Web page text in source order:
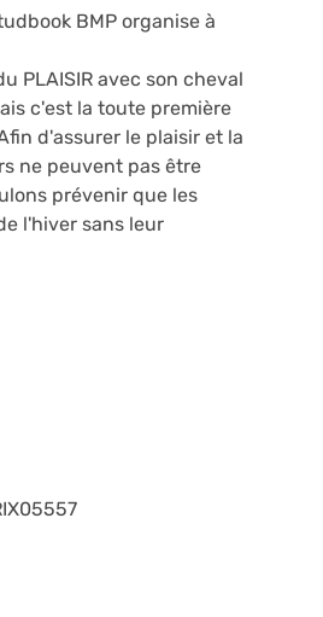
BMP organise à
PLAISIR avec son cheval
c'est la toute première
d'assurer le plaisir et la
ne peuvent pas être
prévenir que les
l'hiver sans leur